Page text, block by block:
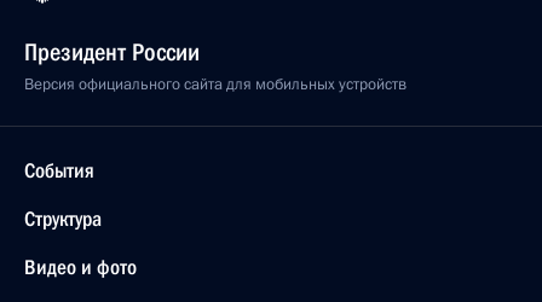
Президент России
Версия официального сайта для мобильных устройств
События
Структура
Видео и фото